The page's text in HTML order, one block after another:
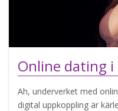
Online dating i
Ah, underverket med
digital uppkoppling är